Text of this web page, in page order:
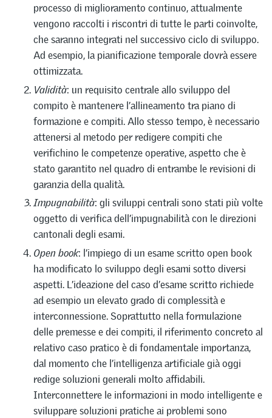
processo di miglioramento continuo, attualmente
vengono raccolti i riscontri di tutte le parti coinvolte,
che saranno integrati nel successivo ciclo di sviluppo.
Ad esempio, la pianificazione temporale dovrà essere
ottimizzata.
Validità: un requisito centrale allo sviluppo del
compito è mantenere l’allineamento tra piano di
formazione e compiti. Allo stesso tempo, è necessario
attenersi al metodo per redigere compiti che
verifichino le competenze operative, aspetto che è
stato garantito nel quadro di entrambe le revisioni di
garanzia della qualità.
Impugnabilità: gli sviluppi centrali sono stati più volte
oggetto di verifica dell’impugnabilità con le direzioni
cantonali degli esami.
Open book: l’impiego di un esame scritto open book
ha modificato lo sviluppo degli esami sotto diversi
aspetti. L’ideazione del caso d’esame scritto richiede
ad esempio un elevato grado di complessità e
interconnessione. Soprattutto nella formulazione
delle premesse e dei compiti, il riferimento concreto al
relativo caso pratico è di fondamentale importanza,
dal momento che l’intelligenza artificiale già oggi
redige soluzioni generali molto affidabili.
Interconnettere le informazioni in modo intelligente e
sviluppare soluzioni pratiche ai problemi sono